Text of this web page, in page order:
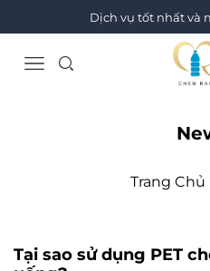
Dịch vụ tốt nhất và
Trang Chủ
Tại sao sử dụng PET